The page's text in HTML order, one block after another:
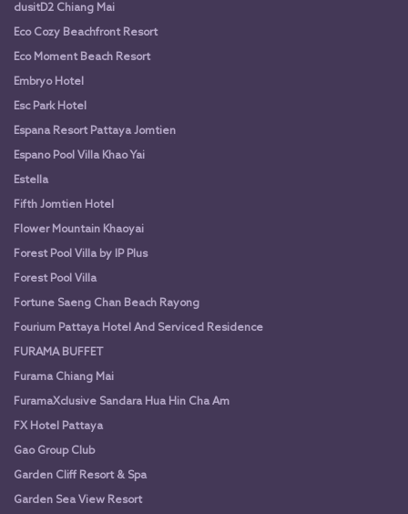
dusitD2 Chiang Mai
Eco Cozy Beachfront Resort
Eco Moment Beach Resort
Embryo Hotel
Esc Park Hotel
Espana Resort Pattaya Jomtien
Espano Pool Villa Khao Yai
Estella
Fifth Jomtien Hotel
Flower Mountain Khaoyai
Forest Pool Villa by IP Plus
Forest Pool Villa
Fortune Saeng Chan Beach Rayong
Fourium Pattaya Hotel And Serviced Residence
FURAMA BUFFET
Furama Chiang Mai
FuramaXclusive Sandara Hua Hin Cha Am
FX Hotel Pattaya
Gao Group Club
Garden Cliff Resort & Spa
Garden Sea View Resort